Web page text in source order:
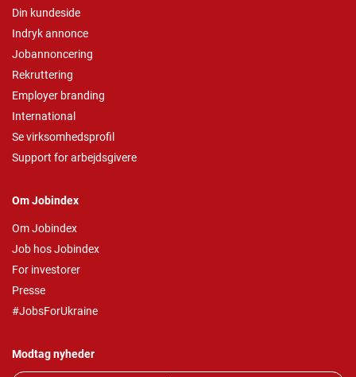
Din kundeside
Indryk annonce
Jobannoncering
Rekruttering
Employer branding
International
Se virksomhedsprofil
Support for arbejdsgivere
Om Jobindex
Om Jobindex
Job hos Jobindex
For investorer
Presse
#JobsForUkraine
Modtag nyheder